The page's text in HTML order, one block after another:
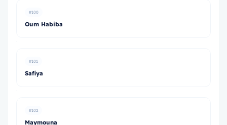
#100
Oum Habiba
#101
Safiya
#102
Maymouna